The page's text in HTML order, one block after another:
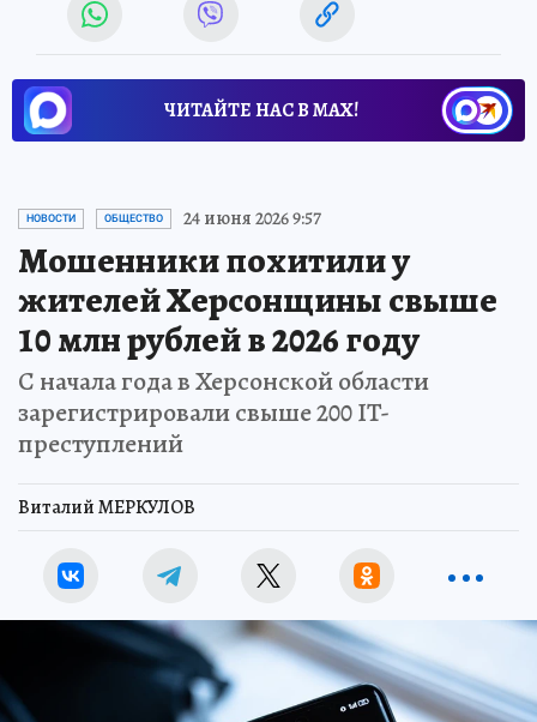
ЧИТАЙТЕ НАС В МАХ!
НОВОСТИ ОБЩЕСТВО 24 июня 2026 9:57
Мошенники похитили у
жителей Херсонщины свыше
10 млн рублей в 2026 году
С начала года в Херсонской области
зарегистрировали свыше 200 IT-
преступлений
Виталий МЕРКУЛОВ